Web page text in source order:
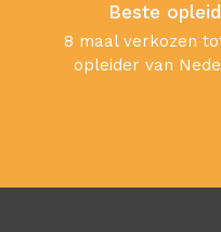
Beste
8 maal verkozen
opleider van